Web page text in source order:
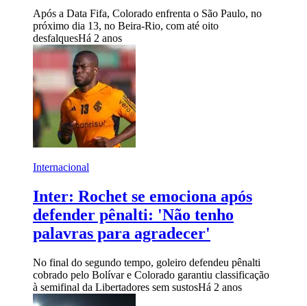
Após a Data Fifa, Colorado enfrenta o São Paulo, no
próximo dia 13, no Beira-Rio, com até oito
desfalquesHá 2 anos
Internacional
Inter: Rochet se emociona após
defender pênalti: 'Não tenho
palavras para agradecer'
No final do segundo tempo, goleiro defendeu pênalti
cobrado pelo Bolívar e Colorado garantiu classificação
à semifinal da Libertadores sem sustosHá 2 anos